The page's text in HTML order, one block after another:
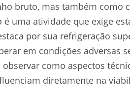
bruto, mas também como
é uma atividade que exige
por sua refrigeração
em condições adversas
como aspectos
diretamente na